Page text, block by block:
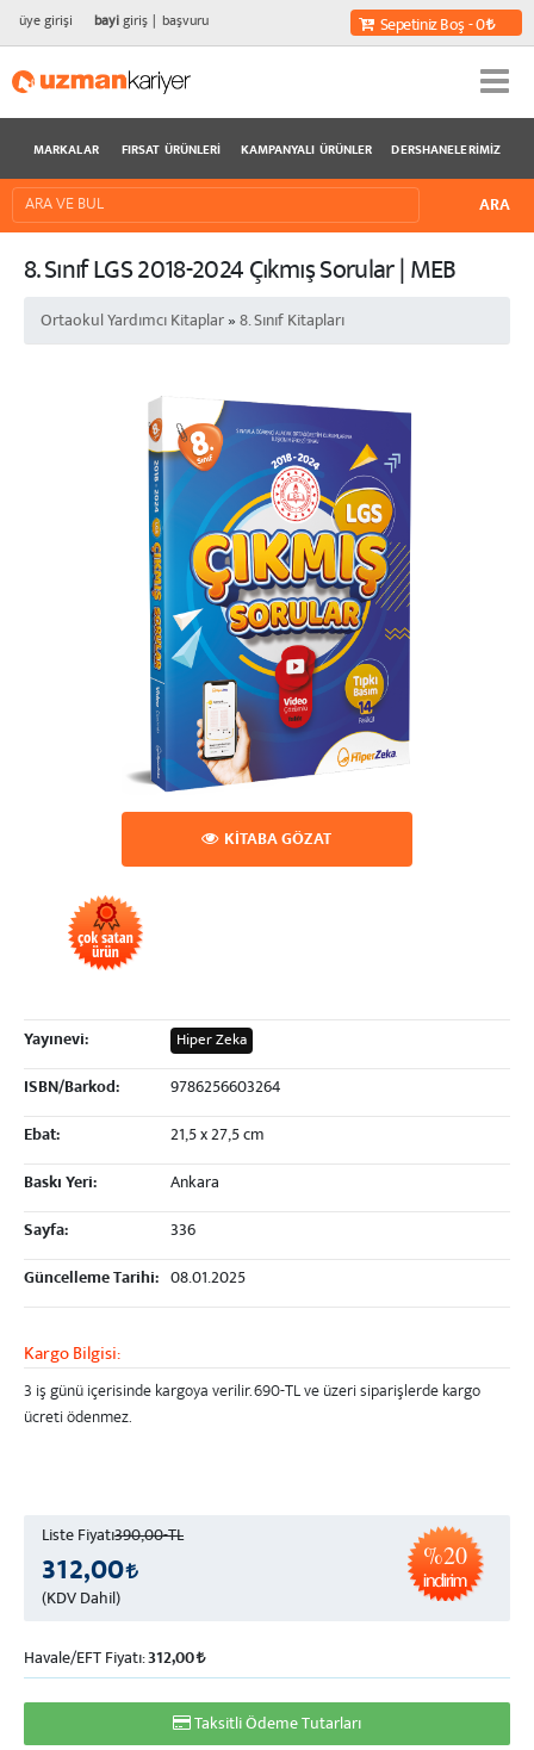
üye girişi bayigiriş başvuru Sepetiniz Boş - 0
MARKALAR FIRSAT ÜRÜNLERI KAMPANYALI ÜRÜNLER DERSHANELERIMIZ
8. Sınıf LGS 2018-2024 Çıkmış Sorular | MEB
Ortaokul Yardımcı Kitaplar » 8. Sınıf Kitapları
KİTABA GÖZAT
Yayınevi: Hiper Zeka
ISBN/Barkod:
9786256603264
Ebat:
21,5 x 27,5 cm
Baskı Yeri:
Ankara
Sayfa:
336
Güncelleme Tarihi: 08.01.2025
Kargo Bilgisi:
3 iş günü içerisinde kargoya verilir.690-TL ve üzerisiparişlerde kargo
ücreti ödenmez.
Liste Fiyatı390,00-TL
%20
312,00
(KDV Dahil)
Havale/EFT Fiyatı:312,00
Taksitli Ödeme Tutarları